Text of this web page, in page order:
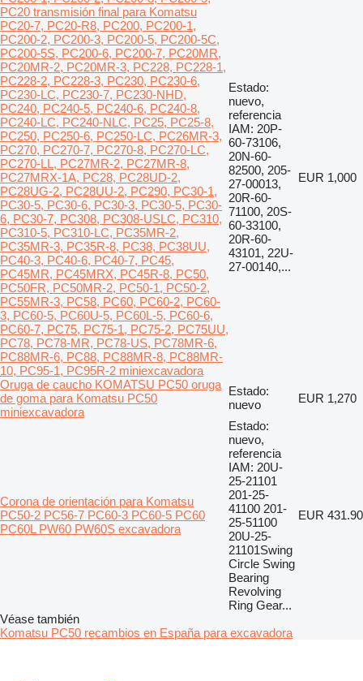
PC20 transmisión final para Komatsu
PC20-7, PC20-R8, PC200, PC200-1,
PC200-2, PC200-3, PC200-5, PC200-5C,
PC200-5S, PC200-6, PC200-7, PC20MR,
PC20MR-2, PC20MR-3, PC228, PC228-1,
PC228-2, PC228-3, PC230, PC230-6,
PC230-LC, PC230-7, PC230-NHD,
PC240, PC240-5, PC240-6, PC240-8,
PC240-LC, PC240-NLC, PC25, PC25-8,
PC250, PC250-6, PC250-LC, PC26MR-3,
PC270, PC270-7, PC270-8, PC270-LC,
PC270-LL, PC27MR-2, PC27MR-8,
PC27MRX-1A, PC28, PC28UD-2,
PC28UG-2, PC28UU-2, PC290, PC30-1,
PC30-5, PC30-6, PC30-3, PC30-5, PC30-
6, PC30-7, PC308, PC308-USLC, PC310,
PC310-5, PC310-LC, PC35MR-2,
PC35MR-3, PC35R-8, PC38, PC38UU,
PC40-3, PC40-6, PC40-7, PC45,
PC45MR, PC45MRX, PC45R-8, PC50,
PC50FR, PC50MR-2, PC50-1, PC50-2,
PC55MR-3, PC58, PC60, PC60-2, PC60-
3, PC60-5, PC60U-5, PC60L-5, PC60-6,
PC60-7, PC75, PC75-1, PC75-2, PC75UU,
PC78, PC78-MR, PC78-US, PC78MR-6,
PC88MR-6, PC88, PC88MR-8, PC88MR-
10, PC95-1, PC95R-2 miniexcavadora
Estado:
nuevo,
referencia
IAM: 20P-
60-73106,
20N-60-
82500, 205-
27-00013,
20R-60-
71100, 20S-
60-33100,
20R-60-
43101, 22U-
27-00140,...
EUR 1,000
Oruga de caucho KOMATSU PC50 oruga
de goma para Komatsu PC50
miniexcavadora
Estado:
nuevo
EUR 1,270
Corona de orientación para Komatsu
PC50-2 PC56-7 PC60-3 PC60-5 PC60
PC60L PW60 PW60S excavadora
Estado:
nuevo,
referencia
IAM: 20U-
25-21101
201-25-
41100 201-
25-51100
20U-25-
21101Swing
Circle Swing
Bearing
Revolving
Ring Gear...
EUR 431.90
Véase también
Komatsu PC50 recambios en España para excavadora